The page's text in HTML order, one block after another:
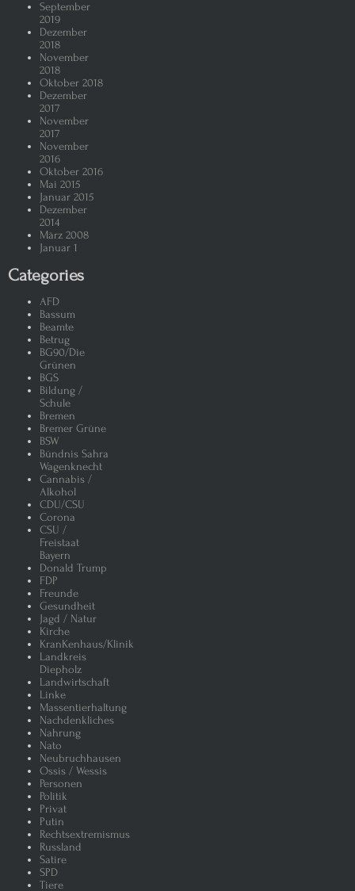
September
2019
Dezember
2018
November
2018
Oktober 2018
Dezember
2017
November
2017
November
2016
Oktober 2016
Mai 2015
Januar 2015
Dezember
2014
März 2008
Januar 1
Categories
AFD
Bassum
Beamte
Betrug
BG90/Die
Grünen
BGS
Bildung /
Schule
Bremen
Bremer Grüne
BSW
Bündnis Sahra
Wagenknecht
Cannabis /
Alkohol
CDU/CSU
Corona
CSU /
Freistaat
Bayern
Donald Trump
FDP
Freunde
Gesundheit
Jagd / Natur
Kirche
KranKenhaus/Klinik
Landkreis
Diepholz
Landwirtschaft
Linke
Massentierhaltung
Nachdenkliches
Nahrung
Nato
Neubruchhausen
Ossis / Wessis
Personen
Politik
Privat
Putin
Rechtsextremismus
Russland
Satire
SPD
Tiere